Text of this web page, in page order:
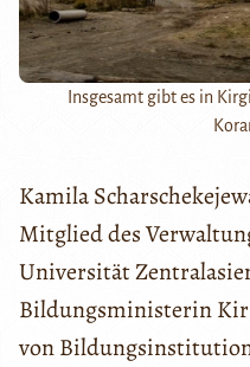
Insgesamt gibt es in
Kamila
Mitglied des
Universität
Bildungsministerin
von